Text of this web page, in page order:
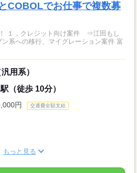
COBOLでお仕事で複数募
系への移行、マイグレーション案件 富
用系）
（徒歩 10分）
円 交通費全額支給
もっと見る